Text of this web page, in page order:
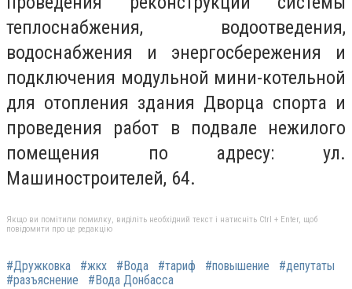
теплоснабжения, водоотведения,
водоснабжения и энергосбережения и
подключения модульной мини-котельной
для отопления здания Дворца спорта и
проведения работ в подвале нежилого
помещения по адресу: ул.
Машиностроителей, 64.
Якщо ви помітили помилку, виділіть необхідний текст і натисніть Ctrl + Enter, щоб
повідомити про це редакцію
#Дружковка #жкх #Вода #тариф #повышение
#депутаты
#разъяснение
#Вода Донбасса